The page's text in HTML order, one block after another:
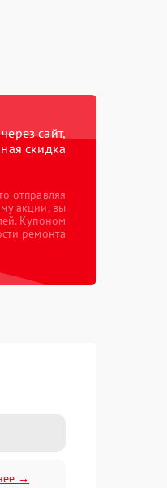
сайт,
скидка
отправляя
акции, вы
Купоном
ремонта
→